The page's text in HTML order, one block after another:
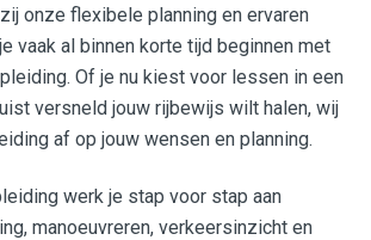
onze flexibele planning en ervaren
vaak al binnen korte tijd beginnen met
Of je nu kiest voor lessen in een
versneld jouw rijbewijs wilt halen, wij
af op jouw wensen en planning.
werk je stap voor stap aan
manoeuvreren, verkeersinzicht en